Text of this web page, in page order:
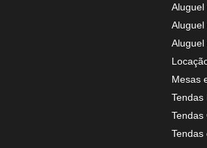
Aluguel
Aluguel
Aluguel
Mesas
Tendas
Tendas
Tendas